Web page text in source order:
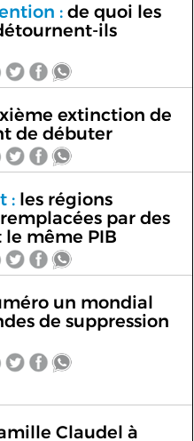
:de quoi les
ils
extinction de
de débuter
:les régions
par des
le même PIB
un mondial
de suppression
Claudel à